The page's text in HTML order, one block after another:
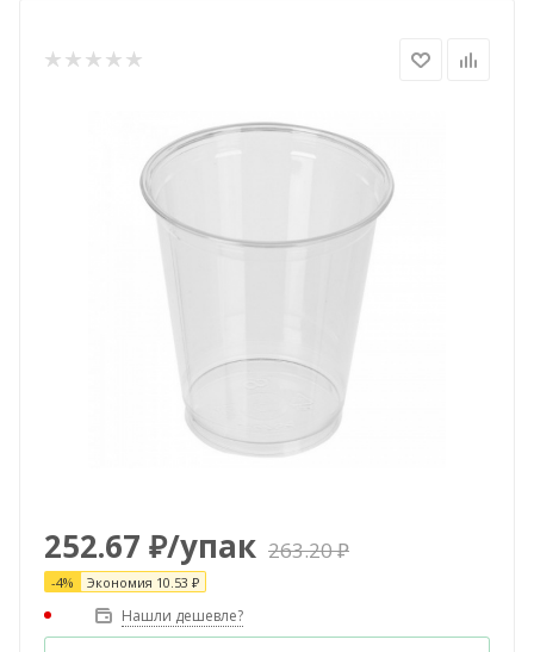
252.67 ₽/упак 263.20₽
-4% Экономия 10.53 ₽
Нашли дешевле?